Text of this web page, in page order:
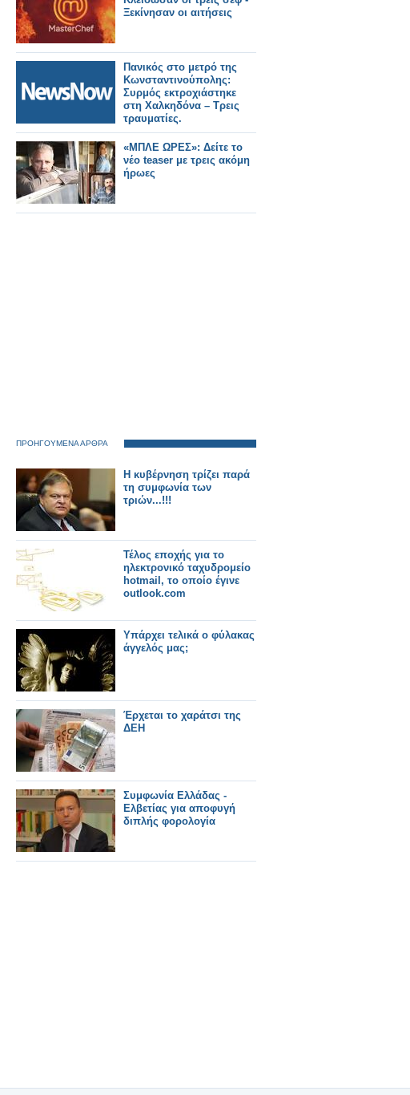
Ξεκίνησαν οι αιτήσεις
Πανικός στο μετρό της
Κωνσταντινούπολης:
Συρμός εκτροχιάστηκε
στη Χαλκηδόνα – Τρεις
τραυματίες.
«ΜΠΛΕ ΩΡΕΣ»: Δείτε το
νέο teaser με τρεις ακόμη
ήρωες
ΠΡΟΗΓΟΥΜΕΝΑ ΑΡΘΡΑ
Η κυβέρνηση τρίζει παρά
τη συμφωνία των
τριών...!!!
Τέλος εποχής για το
ηλεκτρονικό ταχυδρομείο
hotmail, το οποίο έγινε
outlook.com
Υπάρχει τελικά ο φύλακας
άγγελός μας;
Έρχεται το χαράτσι της
ΔΕΗ
Συμφωνία Ελλάδας -
Ελβετίας για αποφυγή
διπλής φορολογία